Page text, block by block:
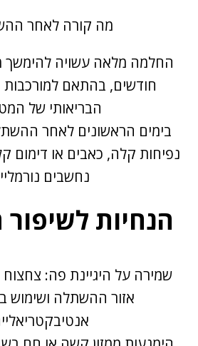
מה קורה לאחר
החלמה מלאה עשויה להימשך
חודשים, בהתאם למורכבות
הבריאותי של
בימים הראשונים לאחר
נפיחות קלה, כאבים או דימום
נחשבים
הנחיות
שמירה על היגיינת פה: צחצוח
אזור ההשתלה ושימוש